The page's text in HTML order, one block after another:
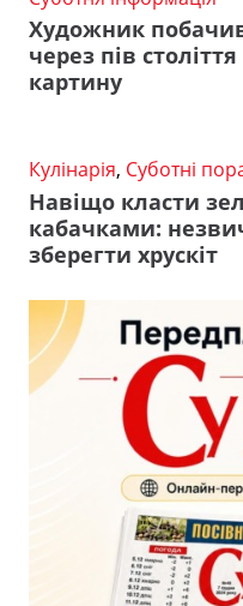
Художник
через пів
картину
Кулінарія, Суботні
Навіщо класти
кабачками:
зберегти хрускіт